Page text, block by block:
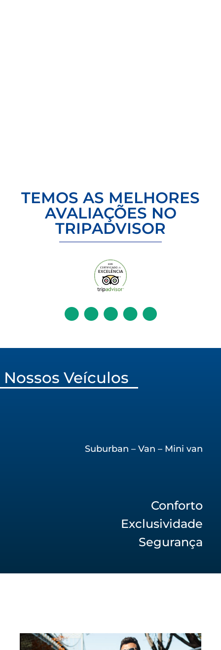
TEMOS AS MELHORES
AVALIAÇÕES NO
TRIPADVISOR
Nossos Veículos
Suburban – Van – Mini van
Conforto
Exclusividade
Segurança